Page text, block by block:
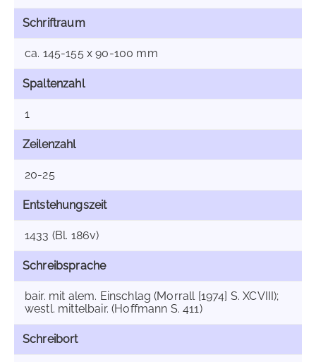
Schriftraum
ca. 145-155 x 90-100 mm
Spaltenzahl
1
Zeilenzahl
20-25
Entstehungszeit
1433 (Bl. 186v)
Schreibsprache
bair. mit alem. Einschlag (Morrall [1974] S. XCVIII);
westl. mittelbair. (Hoffmann S. 411)
Schreibort